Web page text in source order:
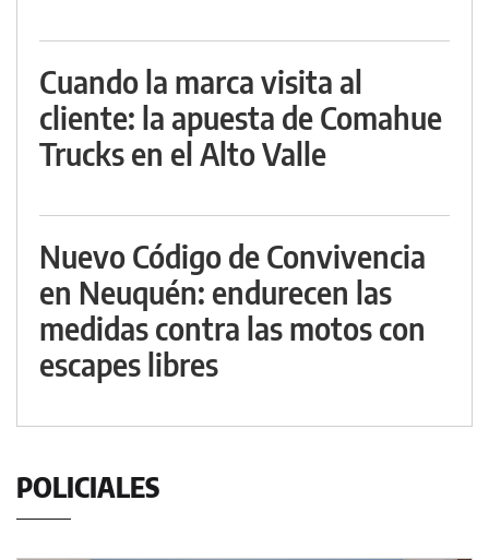
Cuando la marca visita al
cliente: la apuesta de Comahue
Trucks en el Alto Valle
Nuevo Código de Convivencia
en Neuquén: endurecen las
medidas contra las motos con
escapes libres
POLICIALES